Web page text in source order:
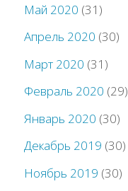
Май 2020 (31)
Апрель 2020 (30)
Март 2020 (31)
Февраль 2020 (29)
Январь 2020 (30)
Декабрь 2019 (30)
Ноябрь 2019 (30)